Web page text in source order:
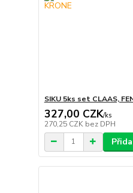
SIKU 5ks set CLAAS,
327,00 CZK/ks
270,25 CZK bez DPH